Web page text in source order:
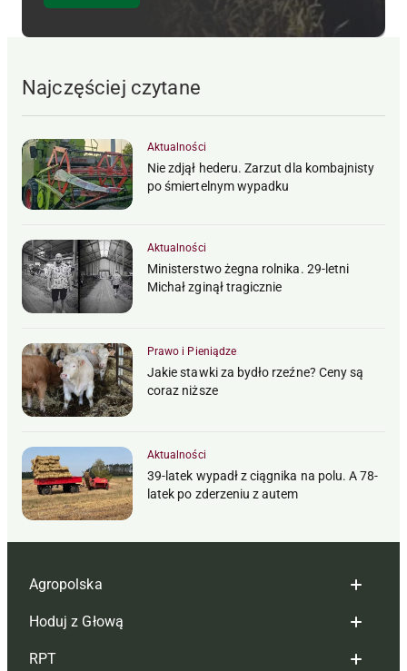
Najczęściej czytane
Aktualności
Nie zdjął hederu. Zarzut dla kombajnisty
po śmiertelnym wypadku
Aktualności
Ministerstwo żegna rolnika. 29-letni
Michał zginął tragicznie
Prawo i Pieniądze
Jakie stawki za bydło rzeźne? Ceny są
coraz niższe
Aktualności
39-latek wypadł z ciągnika na polu. A 78-
latek po zderzeniu z autem
Agropolska
Redakcja
Reklama
Hoduj z Głową
Hoduj z głową bydło
RPT